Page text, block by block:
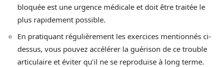
bloquée est une urgence médicale et doit être traitée le
plus rapidement possible.
En pratiquant régulièrement les exercices mentionnés ci-
dessus, vous pouvez accélérer la guérison de ce trouble
articulaire et éviter qu’il ne se reproduise à long terme.